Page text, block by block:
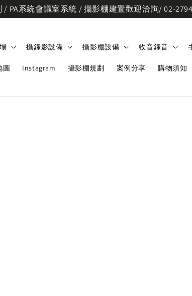
PA系統會議室系統 / 攝影棚建置歡迎洽詢/ 02-
攝錄影設備 攝影棚設備 收音錄音
圖 Instagram 攝影棚規劃 案例分享 購物須知